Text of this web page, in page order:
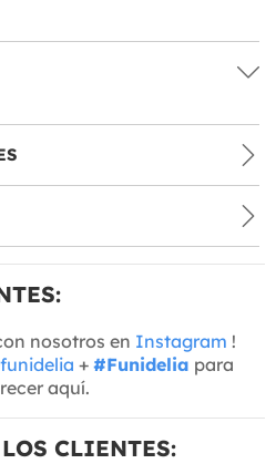
nosotros en Instagram !
+ #Funidelia para
aquí.
CLIENTES: